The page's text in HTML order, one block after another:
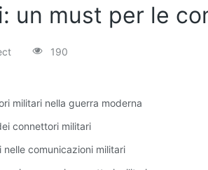
un must per le
190
militari nella guerra moderna
connettori militari
comunicazioni militari